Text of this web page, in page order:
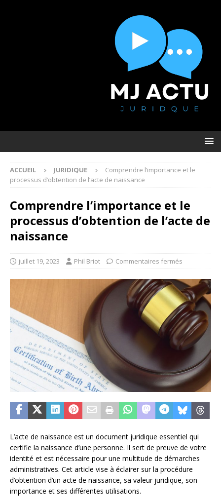
ACCUEIL JURIDIQUE
Comprendre l’importance et le
processus d’obtention de l’acte de naissance
Comprendre l’importance et le
processus d’obtention de l’acte de
naissance
juillet 19, 2023 Phil Briot Commentaires fermés
L’acte de naissance est un document juridique essentiel qui
certifie la naissance d’une personne. Il sert de preuve de votre
identité et est nécessaire pour une multitude de démarches
administratives. Cet article vise à éclairer sur la procédure
d’obtention d’un acte de naissance, sa valeur juridique, son
importance et ses différentes utilisations.